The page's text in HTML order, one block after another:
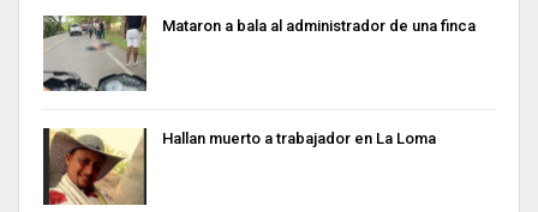
Mataron a bala al administrador de una finca
Hallan muerto a trabajador en La Loma